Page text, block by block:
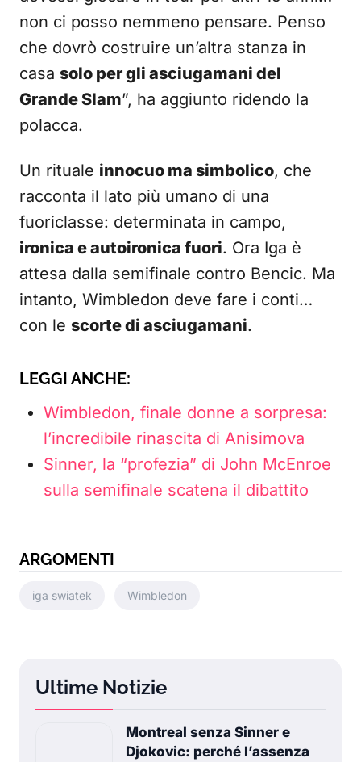
non ci posso nemmeno pensare. Penso
che dovrò costruire un’altra stanza in
casa solo per gli asciugamani del
Grande Slam”, ha aggiunto ridendo la
polacca.
Un rituale innocuo ma simbolico, che
racconta il lato più umano di una
fuoriclasse: determinata in campo,
ironica e autoironica fuori. Ora Iga è
attesa dalla semifinale contro Bencic. Ma
intanto, Wimbledon deve fare i conti…
con le scorte di asciugamani.
LEGGI ANCHE:
Wimbledon, finale donne a sorpresa:
l’incredibile rinascita di Anisimova
Sinner, la “profezia” di John McEnroe
sulla semifinale scatena il dibattito
ARGOMENTI
iga swiatek Wimbledon
Ultime Notizie
Montreal senza Sinner e
Djokovic: perché l’assenza